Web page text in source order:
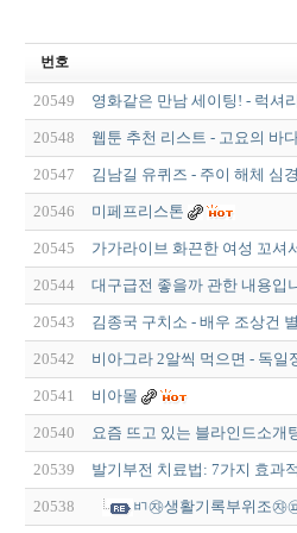
번호
20549 영화같은 만남 세이팅! - 럭셔
20548 웹툰 추천 리스트 - 고요의 바
20547 김남길 유퀴즈 - 주이 해체 심경
20546 미페프리스톤
20545 가가라이브 화끈한 여성 꼬셔
20544 대구급전 좋을까 관한 내용입
20543 김종국 구치소 - 배우 조상건
20542 비아그라 2알씩 먹으면 - 독
20541 비아몰
20540 요즘 뜨고 있는 블라인드소개
20539 발기부전 치료법: 7가지 효과
20538 ㅲ㉶생활기록부위조